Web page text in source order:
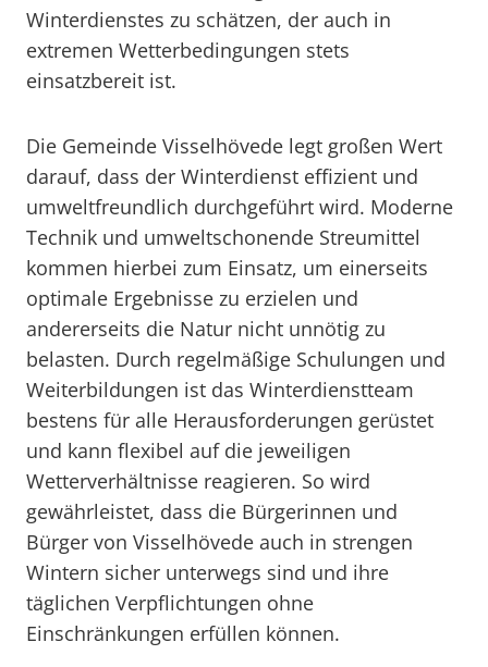
Winterdienstes zu schätzen, der auch in
extremen Wetterbedingungen stets
einsatzbereit ist.
Die Gemeinde Visselhövede legt großen Wert
darauf, dass der Winterdienst effizient und
umweltfreundlich durchgeführt wird. Moderne
Technik und umweltschonende Streumittel
kommen hierbei zum Einsatz, um einerseits
optimale Ergebnisse zu erzielen und
andererseits die Natur nicht unnötig zu
belasten. Durch regelmäßige Schulungen und
Weiterbildungen ist das Winterdienstteam
bestens für alle Herausforderungen gerüstet
und kann flexibel auf die jeweiligen
Wetterverhältnisse reagieren. So wird
gewährleistet, dass die Bürgerinnen und
Bürger von Visselhövede auch in strengen
Wintern sicher unterwegs sind und ihre
täglichen Verpflichtungen ohne
Einschränkungen erfüllen können.